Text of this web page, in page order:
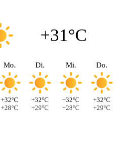
+31°C
Mo.
+32°C
+28°C
Di.
+32°C
+29°C
Mi.
+32°C
+28°C
Do.
+32°C
+29°C